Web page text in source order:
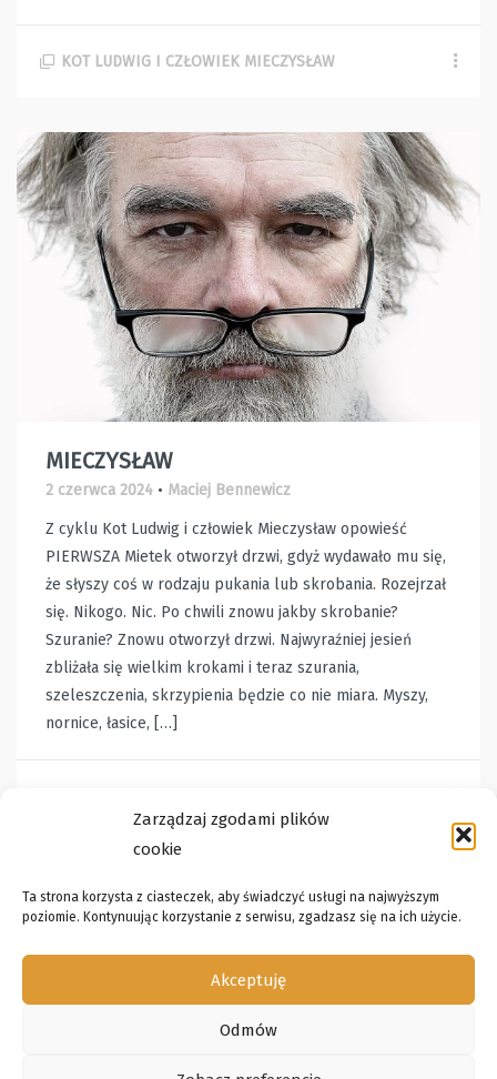
Zarządzaj zgodami plików
cookie
Ta strona korzysta z ciasteczek, aby świadczyć usługi na najwyższym
poziomie. Kontynuując korzystanie z serwisu, zgadzasz się na ich użycie.
Akceptuję
Odmów
KOT LUDWIG I CZŁOWIEK MIECZYSŁAW
MIECZYSŁAW
2 czerwca 2024 • Maciej Bennewicz
Z cyklu Kot Ludwig i człowiek Mieczysław opowieść
PIERWSZA Mietek otworzył drzwi, gdyż wydawało mu się,
że słyszy coś w rodzaju pukania lub skrobania. Rozejrzał
się. Nikogo. Nic. Po chwili znowu jakby skrobanie?
Szuranie? Znowu otworzył drzwi. Najwyraźniej jesień
zbliżała się wielkim krokami i teraz szurania,
szeleszczenia, skrzypienia będzie co nie miara. Myszy,
nornice, łasice, […]